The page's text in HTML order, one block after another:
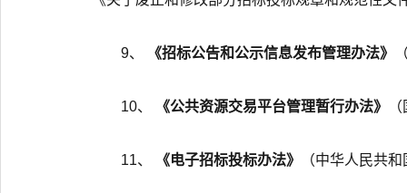
9、 《招标公告和公示信息发布管理办法》
10、 《公共资源交易平台管理暂行办法》
11、 《电子招标投标办法》 （中华人民共